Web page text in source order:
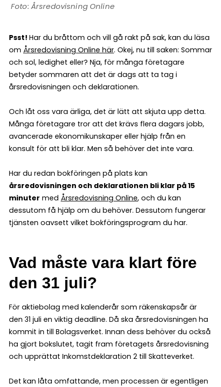
Årsredovisning Online
Psst! Har du bråttom och vill gå rakt på sak, kan du läsa
om Årsredovisning Online här. Okej, nu till saken: Sommar
och sol, ledighet eller? Nja, för många företagare
betyder sommaren att det är dags att ta tag i
årsredovisningen och deklarationen.
Och låt oss vara ärliga, det är lätt att skjuta upp detta.
Många företagare tror att det krävs flera dagars jobb,
avancerade ekonomikunskaper eller hjälp från en
konsult för att bli klar. Men så behöver det inte vara.
Har du redan bokföringen på plats kan
årsredovisningen och deklarationen bli klar på 15
minuter med Årsredovisning Online, och du kan
dessutom få hjälp om du behöver. Dessutom fungerar
tjänsten oavsett vilket bokföringsprogram du har.
Vad måste vara klart före
den 31 juli?
För aktiebolag med kalenderår som räkenskapsår är
den 31 juli en viktig deadline. Då ska årsredovisningen ha
kommit in till Bolagsverket. Innan dess behöver du också
ha gjort bokslutet, tagit fram företagets årsredovisning
och upprättat Inkomstdeklaration 2 till Skatteverket.
Det kan låta omfattande, men processen är egentligen